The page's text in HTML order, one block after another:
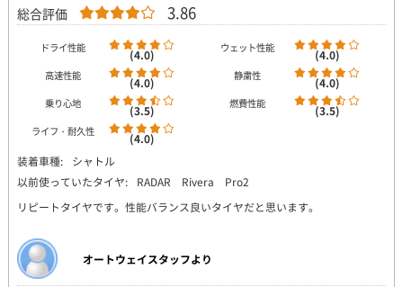
総合評価 3.86
ドライ性能 (4.0) ウェット性能 (4.0)
高速性能 (4.0) 静粛性 (4.0)
乗り心地 (3.5) 燃費性能 (3.5)
ライフ・耐久性
(4.0)
装着車種:
シャトル
以前使っていたタイヤ:
RADAR Rivera Pro2
リピートタイヤです。性能バランス良いタイヤだと思います。
オートウェイスタッフより